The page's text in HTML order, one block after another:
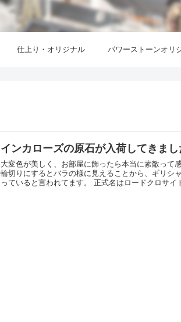
仕上り・オリジナル パワーストーンオリ
インカローズの原石が入荷してきまし
大変色が美しく、お部屋に飾ったら本当に素敵って
輪切りにするとバラの様に見えることから、ギリシ
っていると言われてます。 正式名はロー